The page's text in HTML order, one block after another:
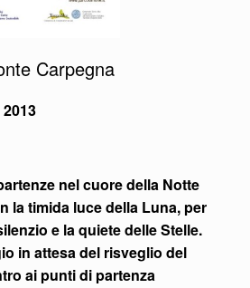
Carpegna
nel cuore della Notte
la timida luce della Luna, per
e la quiete delle Stelle.
in attesa del risveglio del
ai punti di partenza